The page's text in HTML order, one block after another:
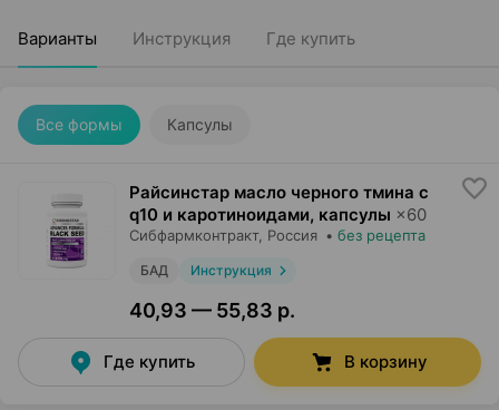
Варианты Инструкция Где купить
Все формы Капсулы
Райсинстар масло черного тмина с
q10 и каротиноидами, капсулы ×60
Сибфармконтракт, Россия • без рецепта
БАД Инструкция
40,93 — 55,83 р.
Где купить В корзину